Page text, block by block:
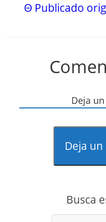
Θ Publicado
Deja
Deja
Busca